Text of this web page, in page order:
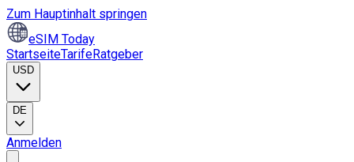
Zum Hauptinhalt springen
eSIM Today
StartseiteTarifeRatgeber
USD
DE
Anmelden